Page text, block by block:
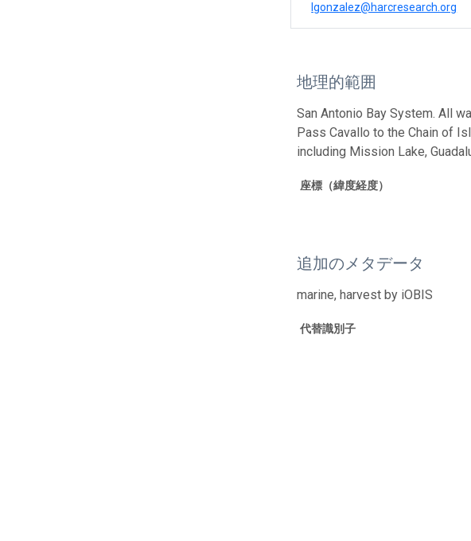
lgonzalez@harcresearch.org
地理的範囲
San Antonio Bay System. All
Pass Cavallo to the Chain of
including Mission Lake,
座標（緯度経度）
追加のメタデータ
marine, harvest by iOBIS
代替識別子